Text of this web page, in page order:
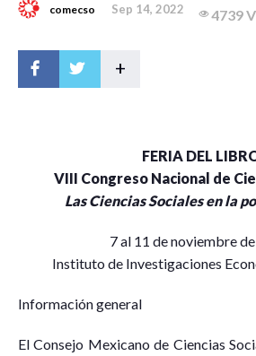
comecso Sep 14, 2022 4739
+
FERIA DEL
VIII Congreso Nacional de
Las Ciencias Sociales en la
7 al 11 de noviembre
Instituto de Investigaciones
Información general
El Consejo Mexicano de Ciencias